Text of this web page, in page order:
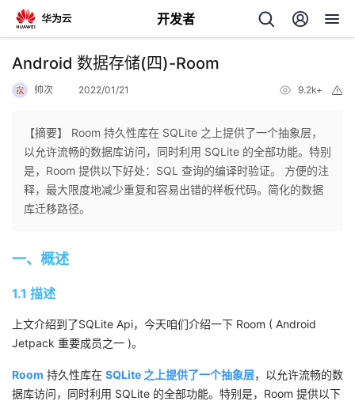
开发者
返
个
主
的
开
发
者
Android 数据存储(四)-Room
帅次 2022/01/21 9.2k+
【摘要】 Room 持久性库在 SQLite 之上提供了一个抽象层，
以允许流畅的数据库访问，同时利用 SQLite 的全部功能。特别
是，Room 提供以下好处：SQL 查询的编译时验证。 方便的注
释，最大限度地减少重复和容易出错的样板代码。简化的数据
库迁移路径。
一、概述
1.1 描述
上文介绍到了SQLite Api，今天咱们介绍一下 Room ( Android
Jetpack 重要成员之一 )。
Room 持久性库在 SQLite 之上提供了一个抽象层，以允许流畅的数
据库访问，同时利用 SQLite 的全部功能。特别是，Room 提供以下